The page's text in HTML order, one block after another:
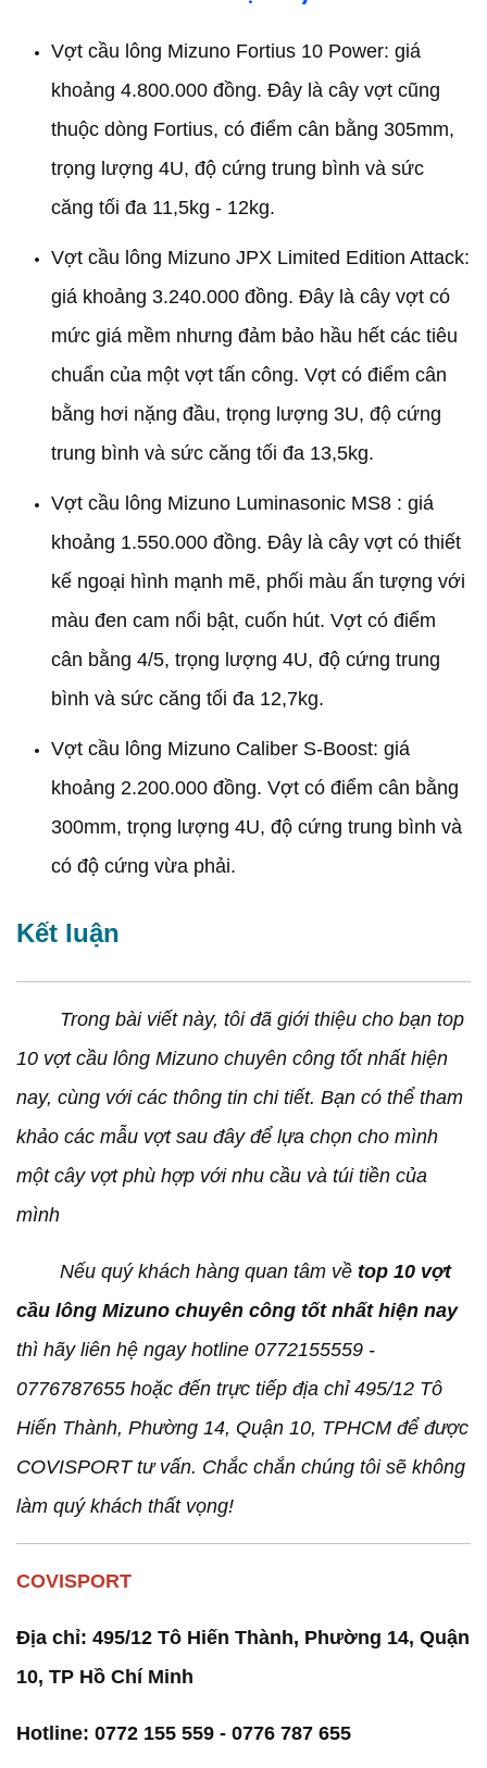
Vợt cầu lông Mizuno Fortius 10 Power: giá
khoảng 4.800.000 đồng. Đây là cây vợt cũng
thuộc dòng Fortius, có điểm cân bằng 305mm,
trọng lượng 4U, độ cứng trung bình và sức
căng tối đa 11,5kg - 12kg.
Vợt cầu lông Mizuno JPX Limited Edition Attack:
giá khoảng 3.240.000 đồng. Đây là cây vợt có
mức giá mềm nhưng đảm bảo hầu hết các tiêu
chuẩn của một vợt tấn công. Vợt có điểm cân
bằng hơi nặng đầu, trọng lượng 3U, độ cứng
trung bình và sức căng tối đa 13,5kg.
Vợt cầu lông Mizuno Luminasonic MS8 : giá
khoảng 1.550.000 đồng. Đây là cây vợt có thiết
kế ngoại hình mạnh mẽ, phối màu ấn tượng với
màu đen cam nổi bật, cuốn hút. Vợt có điểm
cân bằng 4/5, trọng lượng 4U, độ cứng trung
bình và sức căng tối đa 12,7kg.
Vợt cầu lông Mizuno Caliber S-Boost: giá
khoảng 2.200.000 đồng. Vợt có điểm cân bằng
300mm, trọng lượng 4U, độ cứng trung bình và
có độ cứng vừa phải.
Kết luận
Trong bài viết này, tôi đã giới thiệu cho bạn top
10 vợt cầu lông Mizuno chuyên công tốt nhất hiện
nay, cùng với các thông tin chi tiết. Bạn có thể tham
khảo các mẫu vợt sau đây để lựa chọn cho mình
một cây vợt phù hợp với nhu cầu và túi tiền của
mình
Nếu quý khách hàng quan tâm về top 10 vợt
cầu lông Mizuno chuyên công tốt nhất hiện nay
thì hãy liên hệ ngay hotline 0772155559 -
0776787655 hoặc đến trực tiếp địa chỉ 495/12 Tô
Hiến Thành, Phường 14, Quận 10, TPHCM để được
COVISPORT tư vấn. Chắc chắn chúng tôi sẽ không
làm quý khách thất vọng!
COVISPORT
Địa chỉ: 495/12 Tô Hiến Thành, Phường 14, Quận
10, TP Hồ Chí Minh
Hotline: 0772 155 559 - 0776 787 655